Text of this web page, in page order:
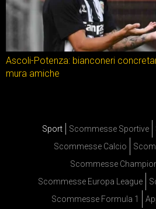
Ascoli-Potenza: bianconeri
mura amiche
Sport Scommesse Sportive
Scommesse Calcio
Scommesse
Scommesse Europa League
Scommesse Formula 1